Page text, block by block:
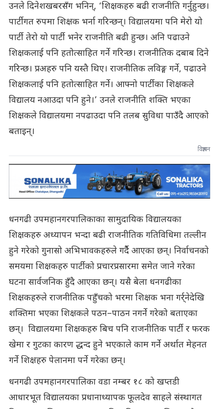
उनले दिनेशखबरसँग भनिन्, ‘शिक्षकहरु बढी राजनीति गर्नुहुन्छ।
पार्टीगत रुपमा शिक्षक भर्ना गरिन्छन्। विद्यालयमा पनि मेरो यो
पार्टी तेरो यो पार्टी भनेर राजनीति बढी हुन्छ। अनि पढाउने
शिक्षकलाई पनि हतोत्साहित गर्ने गरिन्छ। राजनीतिक दबाब दिने
गरिन्छ। प्रअहरु पनि यस्तै थिए। राजनीतिक लविङ्ग गर्ने, पढाउने
शिक्षकलाई पनि हतोत्साहित गर्ने। आफ्नो पार्टीका शिक्षकले
विद्यालय नआउदा पनि हुने।’ उनले राजनीति शक्ति भएका
शिक्षकले विद्यालयमा नपढाउदा पनि तलब सुविधा पाउँदै आएको
बताइन्।
विज्ञापन
धनगढी उपमहानगरपालिकाका सामुदायिक विद्यालयका
शिक्षकहरु अध्यापन भन्दा बढी राजनीतिक गतिविधिमा तल्लीन
हुने गरेको गुनासो अभिभावकहरुले गर्दैै आएका छन्। निर्वाचनको
समयमा शिक्षकहरु पार्टीको प्रचारप्रसारमा समेत जाने गरेका
घटना सार्वजनिक हुँदै आएका छन्। यसै बेला धनगढीका
शिक्षकहरुले राजनीतिक पहुँचको भरमा शिक्षक भना गर्र्नेदेखि
शक्तिमा भएका शिक्षकले पठन–पाठन नगर्ने गरेको बताएका
छन्। विद्यालयमा शिक्षकहरु बिच पनि राजनीतिक पार्टी र फरक
खेमा र गुटका कारण द्धन्द हुने भएकाले काम गर्ने अर्थात मेहनत
गर्ने शिक्षहरु पेलानमा पर्ने गरेका छन्।
धनगढी उपमहानगरपालिका वडा नम्बर १८ को खप्तडी
आधारभूत विद्यालयका प्रधानाध्यापक फूलदेव साहले संस्थागत